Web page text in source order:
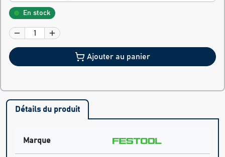
En stock
Ajouter au panier
Détails du produit
Marque